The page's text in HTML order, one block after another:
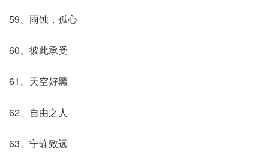
59、雨蚀，孤心
60、彼此承受
61、天空好黑
62、自由之人
63、宁静致远